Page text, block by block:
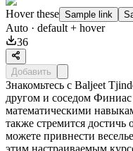
Hover these Sample link
Auto · default + hover
36
Добавить
Знакомьтесь с Baljeet
другом и соседом
математическими
также стремится
можете привнести
этим настраиваемым